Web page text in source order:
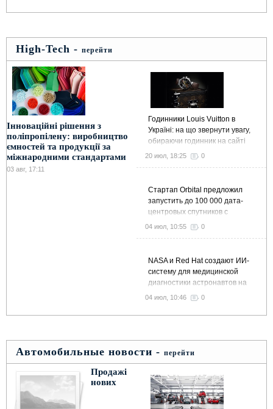
High-Tech - перейти
Інноваційні рішення з
поліпропілену: виробництво
ємностей та продукції за
міжнародними стандартами
03 авг, 17:11
Годинники Louis Vuitton в
Україні: на що звернути увагу,
обираючи годинник на сайті
Kronos-Shop
20 июл, 18:25 0
Стартап Orbital предложил
запустить до 100 000 дата-
центровых спутников с
суммарной мощностью 10 ГВт
04 июл, 10:55 0
NASA и Red Hat создают ИИ-
систему для медицинской
диагностики астронавтов на
МКС и в далеком космосе
04 июл, 10:46 0
Автомобильные новости - перейти
Продажі
нових